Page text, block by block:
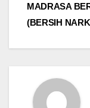
MADRASA
(BERSIH